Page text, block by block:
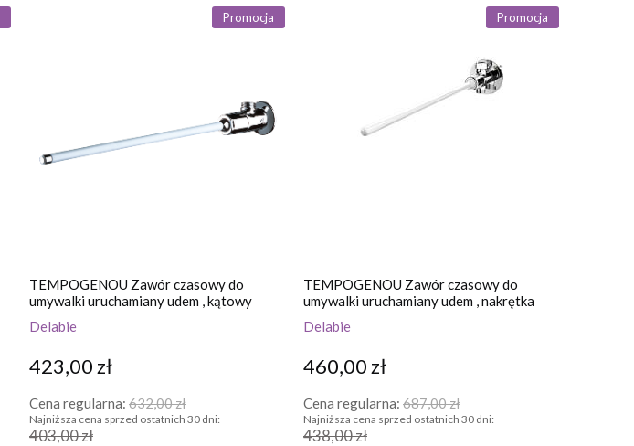
TEMPOGENOU Zawór czasowy do
umywalki uruchamiany udem , kątowy
Delabie
423,00 zł
Cena regularna: 632,00 zł
Najniższa cena sprzed ostatnich 30 dni:
403,00 zł
Promocja
TEMPOGENOU Zawór czasowy do
umywalki uruchamiany udem , nakrętka
Delabie
460,00 zł
Cena regularna: 687,00 zł
Najniższa cena sprzed ostatnich 30 dni:
438,00 zł
Promocja